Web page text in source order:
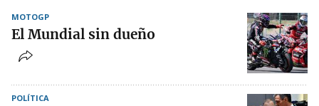
MOTOGP
El Mundial sin dueño
POLÍTICA